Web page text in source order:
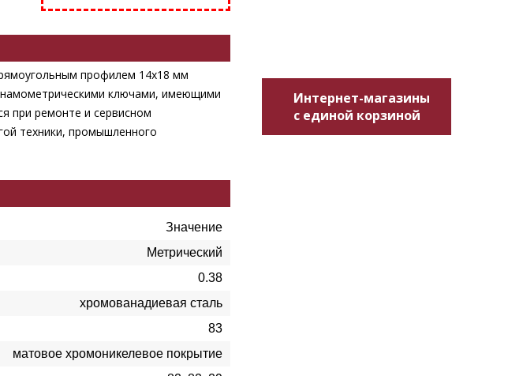
профилем 14х18 мм
ключами, имеющими
при ремонте и сервисном
техники, промышленного
Значение
Метрический
0.38
хромованадиевая сталь
83
матовое хромоникелевое покрытие
Интернет-магазины
с единой корзиной